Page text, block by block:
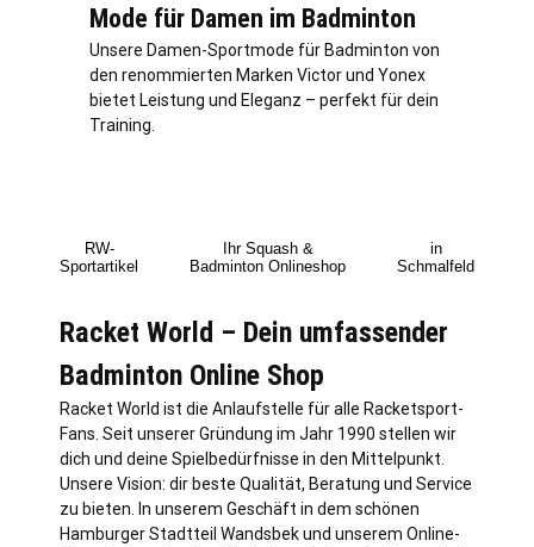
Mode für Damen im Badminton
Unsere Damen-Sportmode für Badminton von
den renommierten Marken Victor und Yonex
bietet Leistung und Eleganz – perfekt für dein
Training.
RW-
Sportartikel
Ihr Squash &
Badminton Onlineshop
in
Schmalfeld
Racket World – Dein umfassender
Badminton Online Shop
Racket World ist die Anlaufstelle für alle Racketsport-
Fans. Seit unserer Gründung im Jahr 1990 stellen wir
dich und deine Spielbedürfnisse in den Mittelpunkt.
Unsere Vision: dir beste Qualität, Beratung und Service
zu bieten. In unserem Geschäft in dem schönen
Hamburger Stadtteil Wandsbek und unserem Online-